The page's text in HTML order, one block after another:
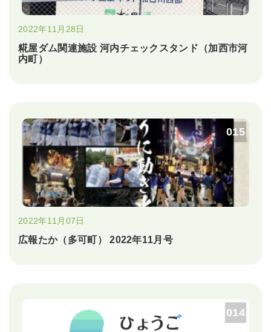
2022年11月28日
糀屋ダム関連施設 河内チェックスタンド（加西市河
内町）
015
2022年11月07日
広報たか（多可町） 2022年11月号
014